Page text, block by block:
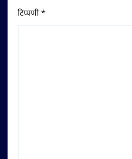
टिप्पणी*